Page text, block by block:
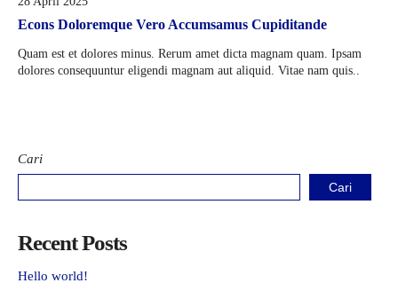
Econs Doloremque Vero Accumsamus Cupiditande
Quam est et dolores minus. Rerum amet dicta magnam quam. Ipsam
dolores consequuntur eligendi magnam aut aliquid. Vitae nam quis..
Cari
Cari
Recent Posts
Hello world!